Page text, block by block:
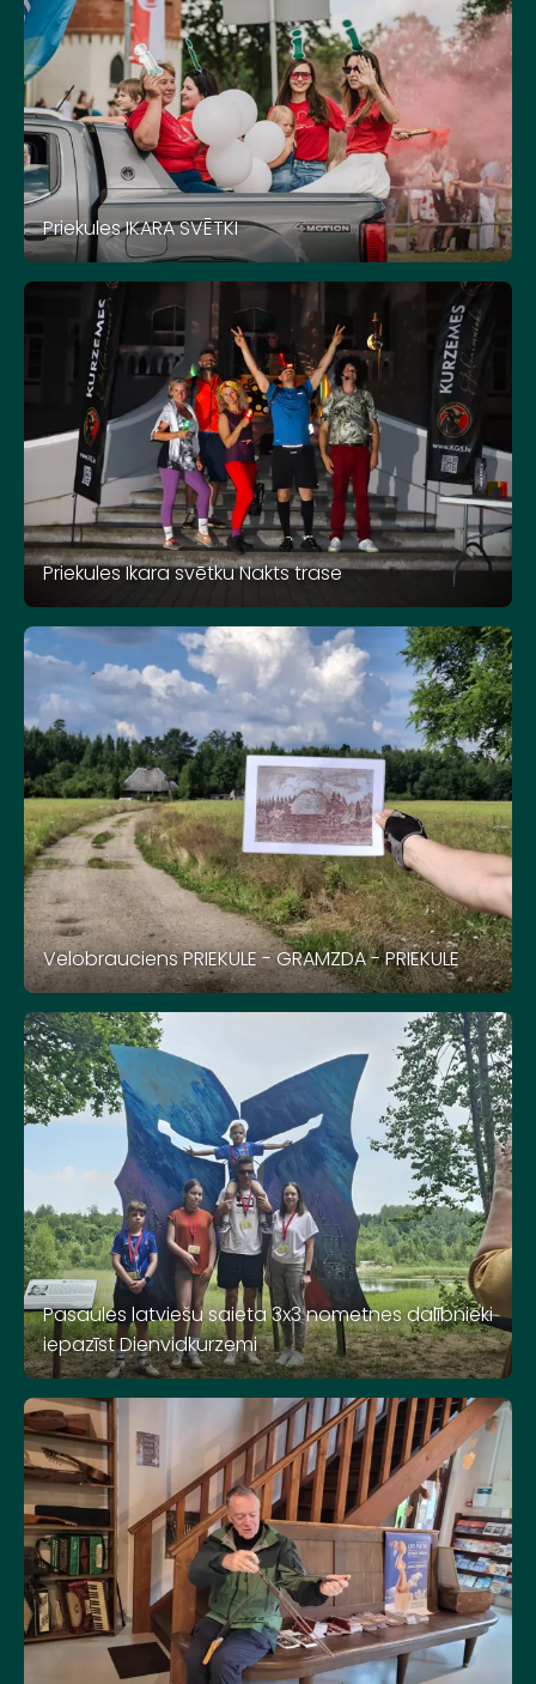
Priekules IKARA SVĒTKI
Priekules Ikara svētku Nakts trase
Velobrauciens PRIEKULE - GRAMZDA - PRIEKULE
Pasaules latviešu saieta 3x3 nometnes dalībnieki
iepazīst Dienvidkurzemi